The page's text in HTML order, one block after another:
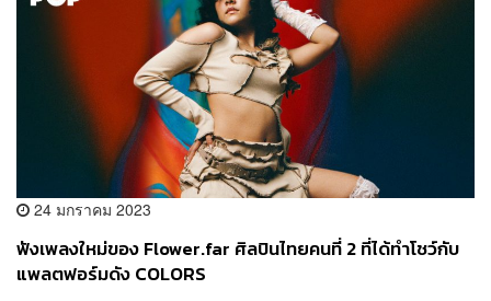
24 มกราคม 2023
ฟังเพลงใหม่ของ Flower.far ศิลปินไทยคนที่ 2 ที่ได้ทำโชว์กับ
แพลตฟอร์มดัง COLORS